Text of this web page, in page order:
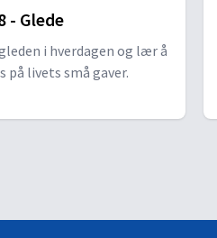
- Glede
i hverdagen og lær å
på livets små gaver.